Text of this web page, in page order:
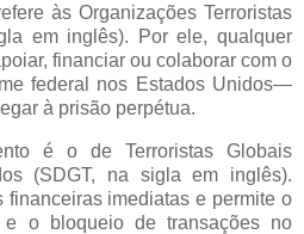
às Organizações Terroristas
em inglês). Por ele, qualquer
financiar ou colaborar com o
federal nos Estados Unidos—
à prisão perpétua.
é o de Terroristas Globais
(SDGT, na sigla em inglês).
financeiras imediatas e permite o
e o bloqueio de transações no